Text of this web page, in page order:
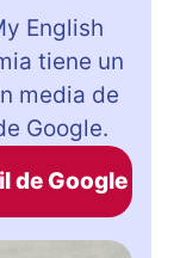
English
tiene un
media de
Google.
de Google